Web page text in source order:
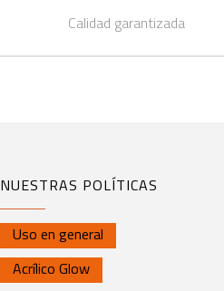
Calidad garantizada
NUESTRAS POLÍTICAS
Uso en general
Acrílico Glow